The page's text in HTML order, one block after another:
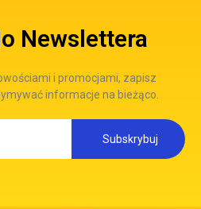
Newslettera
i promocjami, zapisz
informacje na bieżąco.
Subskrybuj